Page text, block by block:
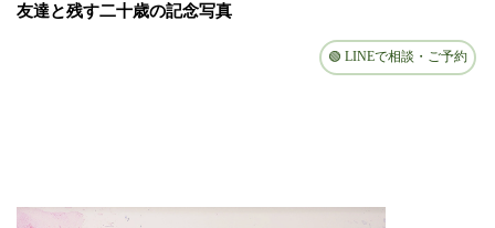
友達と残す二十歳の記念写真
🟢 LINEで相談・ご予約